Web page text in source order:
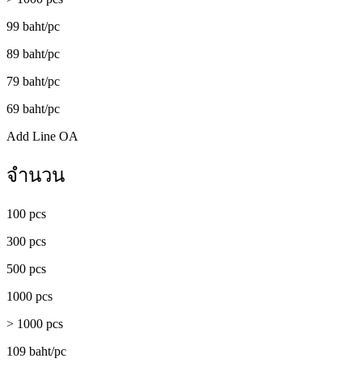
99 baht/pc
89 baht/pc
79 baht/pc
69 baht/pc
Add Line OA
จำนวน
100 pcs
300 pcs
500 pcs
1000 pcs
> 1000 pcs
109 baht/pc